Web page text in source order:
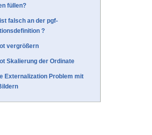
füllen?
falsch an der pgf-
?
vergrößern
Skalierung der Ordinate
Externalization Problem mit